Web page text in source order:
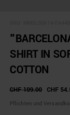
SHIRT IN
COTTON
CHF 109.00 CHF
Pflichten und